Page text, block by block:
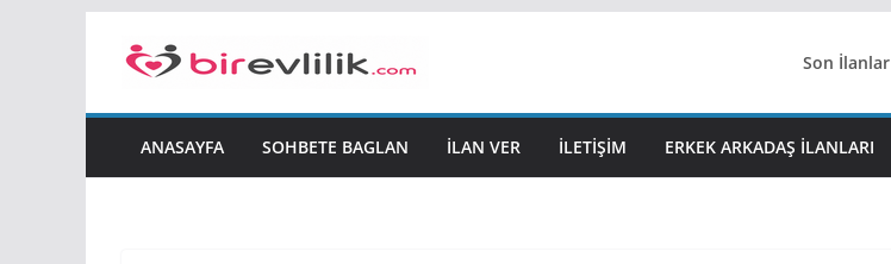
Son İlanlar
ANASAYFA SOHBETE BAGLAN İLAN VER İLETIŞIM ERKEK ARKADAŞ ILANLARI